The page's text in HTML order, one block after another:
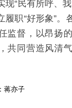
现“民有所呼、
履职“好形象”。
监督，以昂扬
共同营造风清
蒋亦子